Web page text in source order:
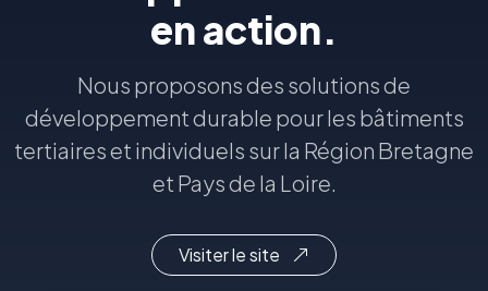
en action.
Nous proposons des solutions de
développement durable pour les bâtiments
tertiaires et individuels sur la Région Bretagne
et Pays de la Loire.
Visiter le site